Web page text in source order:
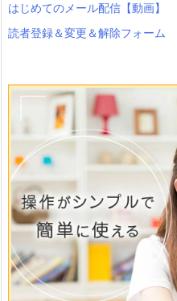
はじめてのメール配信【動画】
読者登録＆変更＆解除フォーム